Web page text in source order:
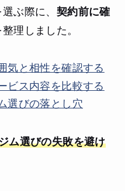
ぶ際に、 契約前に確
整理しました。
気と相性を確認する
ビス内容を比較する
選びの落とし穴
ム選びの失敗を避け